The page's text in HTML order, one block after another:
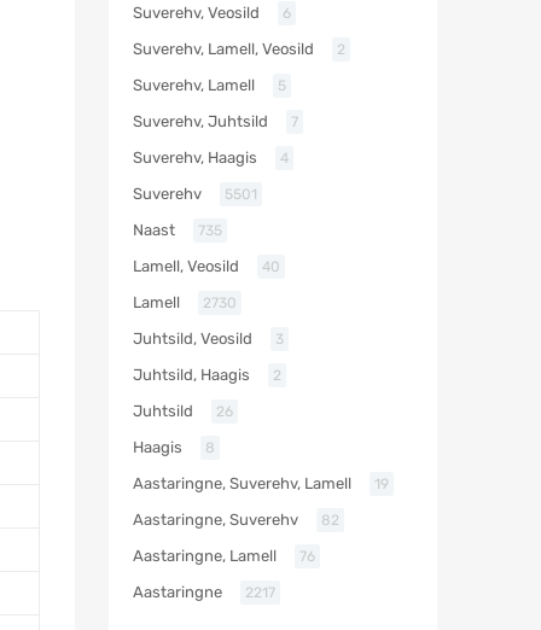
Suverehv, Veosild 6
Suverehv, Lamell, Veosild 2
Suverehv, Lamell 5
Suverehv, Juhtsild 7
Suverehv, Haagis 4
Suverehv 5501
Naast 735
Lamell, Veosild 40
Lamell 2730
Juhtsild, Veosild 3
Juhtsild, Haagis 2
Juhtsild 26
Haagis 8
Aastaringne, Suverehv, Lamell 19
Aastaringne, Suverehv 82
Aastaringne, Lamell 76
Aastaringne 2217